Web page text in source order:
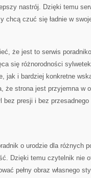
nastrój. Dzięki temu
chcą czuć się ładnie w
że jest to serwis
się różnorodności
jak i bardziej konkretne
że strona jest przyjemna w
presji i bez
o urodzie dla różnych
Dzięki temu czytelnik nie
pełny obraz własnego